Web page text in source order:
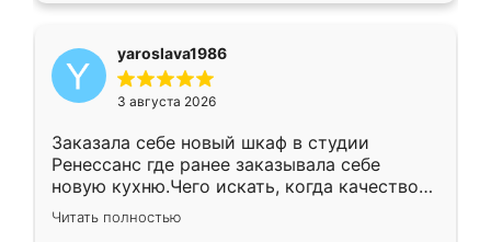
yaroslava1986
3 августа 2026
Заказала себе новый шкаф в студии
Ренессанс где ранее заказывала себе
новую кухню.Чего искать, когда качеством
вполне довольна. Служит кухня уже почти
два года, нареканий нет.
Читать полностью